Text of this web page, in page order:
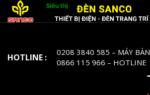
HOTLINE : 0208 3840 585 – MÁY BÀN
0866 115 966 – HOTLINE